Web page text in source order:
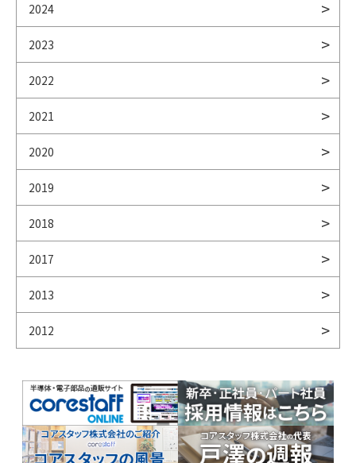
2024
2023
2022
2021
2020
2019
2018
2017
2013
2012